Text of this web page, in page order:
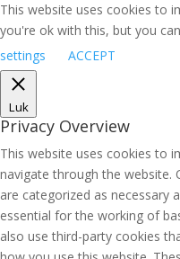
This website uses cookies to
you're ok with this, but you
settings
ACCEPT
Luk
Privacy Overview
This website uses cookies to
navigate through the
are categorized as necessary
essential for the working of
also use third-party cookies